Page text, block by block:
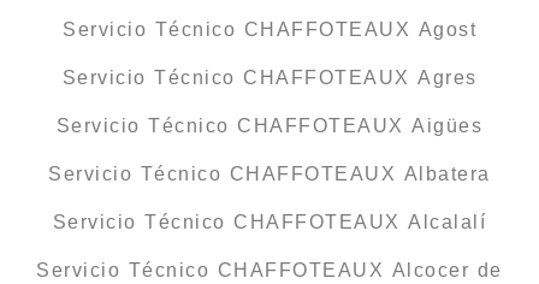
Servicio Técnico CHAFFOTEAUX Agost
Servicio Técnico CHAFFOTEAUX Agres
Servicio Técnico CHAFFOTEAUX Aigües
Servicio Técnico CHAFFOTEAUX Albatera
Servicio Técnico CHAFFOTEAUX Alcalalí
Servicio Técnico CHAFFOTEAUX Alcocer de